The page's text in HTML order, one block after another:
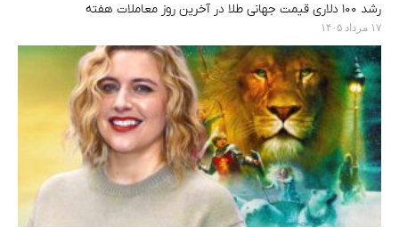
رشد ۱۰۰ دلاری قیمت جهانی طلا در آخرین روز معاملات هفته
۱۷ مرداد ۱۴۰۵